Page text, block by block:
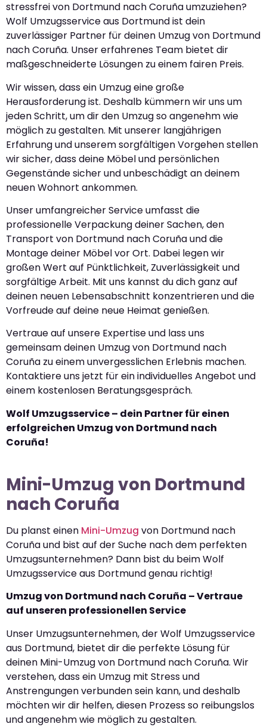
stressfrei von Dortmund nach Coruña umzuziehen?
Wolf Umzugsservice aus Dortmund ist dein
zuverlässiger Partner für deinen Umzug von Dortmund
nach Coruña. Unser erfahrenes Team bietet dir
maßgeschneiderte Lösungen zu einem fairen Preis.
Wir wissen, dass ein Umzug eine große
Herausforderung ist. Deshalb kümmern wir uns um
jeden Schritt, um dir den Umzug so angenehm wie
möglich zu gestalten. Mit unserer langjährigen
Erfahrung und unserem sorgfältigen Vorgehen stellen
wir sicher, dass deine Möbel und persönlichen
Gegenstände sicher und unbeschädigt an deinem
neuen Wohnort ankommen.
Unser umfangreicher Service umfasst die
professionelle Verpackung deiner Sachen, den
Transport von Dortmund nach Coruña und die
Montage deiner Möbel vor Ort. Dabei legen wir
großen Wert auf Pünktlichkeit, Zuverlässigkeit und
sorgfältige Arbeit. Mit uns kannst du dich ganz auf
deinen neuen Lebensabschnitt konzentrieren und die
Vorfreude auf deine neue Heimat genießen.
Vertraue auf unsere Expertise und lass uns
gemeinsam deinen Umzug von Dortmund nach
Coruña zu einem unvergesslichen Erlebnis machen.
Kontaktiere uns jetzt für ein individuelles Angebot und
einem kostenlosen Beratungsgespräch.
Wolf Umzugsservice – dein Partner für einen
erfolgreichen Umzug von Dortmund nach
Coruña!
Mini-Umzug von Dortmund
nach Coruña
Du planst einen Mini-Umzug von Dortmund nach
Coruña und bist auf der Suche nach dem perfekten
Umzugsunternehmen? Dann bist du beim Wolf
Umzugsservice aus Dortmund genau richtig!
Umzug von Dortmund nach Coruña – Vertraue
auf unseren professionellen Service
Unser Umzugsunternehmen, der Wolf Umzugsservice
aus Dortmund, bietet dir die perfekte Lösung für
deinen Mini-Umzug von Dortmund nach Coruña. Wir
verstehen, dass ein Umzug mit Stress und
Anstrengungen verbunden sein kann, und deshalb
möchten wir dir helfen, diesen Prozess so reibungslos
und angenehm wie möglich zu gestalten.